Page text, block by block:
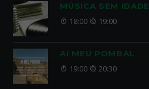
MÚSICA SEM IDADE
18:00 19:00
AI MEU POMBAL
19:00 20:30